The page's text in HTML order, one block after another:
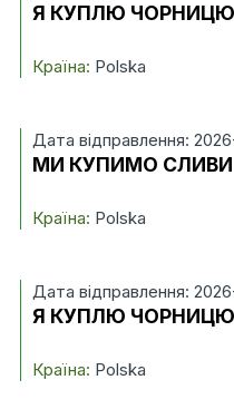
Я КУПЛЮ ЧОРНИЦЮ
Країна: Polska
Дата відправлення:
МИ КУПИМО СЛИВИ
Країна: Polska
Дата відправлення:
Я КУПЛЮ ЧОРНИЦЮ
Країна: Polska